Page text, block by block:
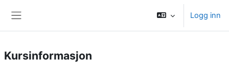
Logg inn
Kursinformasjon